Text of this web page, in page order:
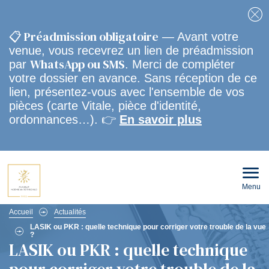
📋 Préadmission obligatoire — Avant votre
venue, vous recevrez un lien de préadmission
par WhatsApp ou SMS. Merci de compléter
votre dossier en avance. Sans réception de ce
lien, présentez-vous avec l'ensemble de vos
pièces (carte Vitale, pièce d'identité,
ordonnances…). 👉 En savoir plus
Menu
menu
Fil
d'Ariane
Accueil
Actualités
LASIK ou PKR : quelle technique pour corriger votre trouble de la vue
?
LASIK ou PKR : quelle technique